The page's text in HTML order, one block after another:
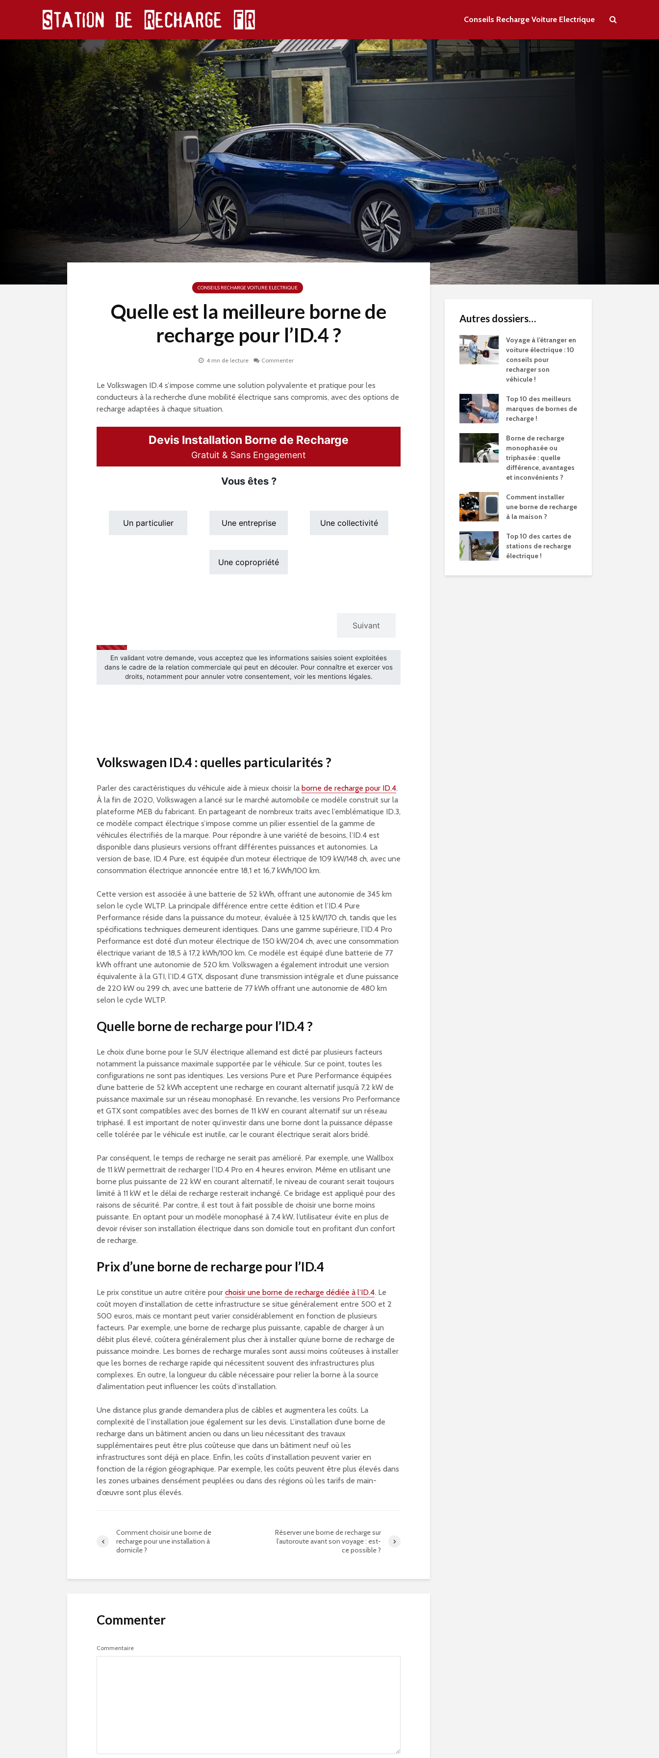
Conseils Recharge Voiture Electrique
CONSEILS RECHARGE VOITURE ELECTRIQUE
Quelle est la meilleure borne de
recharge pour l’ID.4 ?
4 mn de lecture Commenter
Le Volkswagen ID.4 s’impose comme une solution polyvalente et pratique pour les
conducteurs à la recherche d’une mobilité électrique sans compromis, avec des options de
recharge adaptées à chaque situation.
Volkswagen ID.4 : quelles particularités ?
Parler des caractéristiques du véhicule aide à mieux choisir la borne de recharge pour ID.4.
À la fin de 2020, Volkswagen a lancé sur le marché automobile ce modèle construit sur la
plateforme MEB du fabricant. En partageant de nombreux traits avec l’emblématique ID.3,
ce modèle compact électrique s’impose comme un pilier essentiel de la gamme de
véhicules électrifiés de la marque. Pour répondre à une variété de besoins, l’ID.4 est
disponible dans plusieurs versions offrant différentes puissances et autonomies. La
version de base, ID.4 Pure, est équipée d’un moteur électrique de 109 kW/148 ch, avec une
consommation électrique annoncée entre 18,1 et 16,7 kWh/100 km.
Cette version est associée à une batterie de 52 kWh, offrant une autonomie de 345 km
selon le cycle WLTP. La principale différence entre cette édition et l’ID.4 Pure
Performance réside dans la puissance du moteur, évaluée à 125 kW/170 ch, tandis que les
spécifications techniques demeurent identiques. Dans une gamme supérieure, l’ID.4 Pro
Performance est doté d’un moteur électrique de 150 kW/204 ch, avec une consommation
électrique variant de 18,5 à 17,2 kWh/100 km. Ce modèle est équipé d’une batterie de 77
kWh offrant une autonomie de 520 km. Volkswagen a également introduit une version
équivalente à la GTI, l’ID.4 GTX, disposant d’une transmission intégrale et d’une puissance
de 220 kW ou 299 ch, avec une batterie de 77 kWh offrant une autonomie de 480 km
selon le cycle WLTP.
Quelle borne de recharge pour l’ID.4 ?
Le choix d’une borne pour le SUV électrique allemand est dicté par plusieurs facteurs
notamment la puissance maximale supportée par le véhicule. Sur ce point, toutes les
configurations ne sont pas identiques. Les versions Pure et Pure Performance équipées
d’une batterie de 52 kWh acceptent une recharge en courant alternatif jusqu’à 7,2 kW de
puissance maximale sur un réseau monophasé. En revanche, les versions Pro Performance
et GTX sont compatibles avec des bornes de 11 kW en courant alternatif sur un réseau
triphasé. Il est important de noter qu’investir dans une borne dont la puissance dépasse
celle tolérée par le véhicule est inutile, car le courant électrique serait alors bridé.
Par conséquent, le temps de recharge ne serait pas amélioré. Par exemple, une Wallbox
de 11 kW permettrait de recharger l’ID.4 Pro en 4 heures environ. Même en utilisant une
borne plus puissante de 22 kW en courant alternatif, le niveau de courant serait toujours
limité à 11 kW et le délai de recharge resterait inchangé. Ce bridage est appliqué pour des
raisons de sécurité. Par contre, il est tout à fait possible de choisir une borne moins
puissante. En optant pour un modèle monophasé à 7,4 kW, l’utilisateur évite en plus de
devoir réviser son installation électrique dans son domicile tout en profitant d’un confort
de recharge.
Prix d’une borne de recharge pour l’ID.4
Le prix constitue un autre critère pour choisir une borne de recharge dédiée à l’ID.4. Le
coût moyen d’installation de cette infrastructure se situe généralement entre 500 et 2
500 euros, mais ce montant peut varier considérablement en fonction de plusieurs
facteurs. Par exemple, une borne de recharge plus puissante, capable de charger à un
débit plus élevé, coûtera généralement plus cher à installer qu’une borne de recharge de
puissance moindre. Les bornes de recharge murales sont aussi moins coûteuses à installer
que les bornes de recharge rapide qui nécessitent souvent des infrastructures plus
complexes. En outre, la longueur du câble nécessaire pour relier la borne à la source
d’alimentation peut influencer les coûts d’installation.
Une distance plus grande demandera plus de câbles et augmentera les coûts. La
complexité de l’installation joue également sur les devis. L’installation d’une borne de
recharge dans un bâtiment ancien ou dans un lieu nécessitant des travaux
supplémentaires peut être plus coûteuse que dans un bâtiment neuf où les
infrastructures sont déjà en place. Enfin, les coûts d’installation peuvent varier en
fonction de la région géographique. Par exemple, les coûts peuvent être plus élevés dans
les zones urbaines densément peuplées ou dans des régions où les tarifs de main-
d’œuvre sont plus élevés.
Comment choisir une borne de
recharge pour une installation à
domicile ?
Réserver une borne de recharge sur
l’autoroute avant son voyage : est-
ce possible ?
Commenter
Commentaire
Autres dossiers…
Voyage à l’étranger en
voiture électrique : 10
conseils pour
recharger son
véhicule !
Top 10 des meilleurs
marques de bornes de
recharge !
Borne de recharge
monophasée ou
triphasée : quelle
différence, avantages
et inconvénients ?
Comment installer
une borne de recharge
à la maison ?
Top 10 des cartes de
stations de recharge
électrique !